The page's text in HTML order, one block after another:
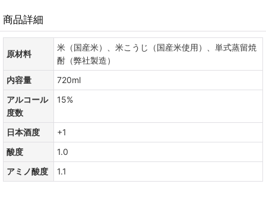
商品詳細
原材料
米（国産米）、米こうじ（国産米使用）、単式蒸留焼
酎（弊社製造）
内容量
720ml
アルコール
度数
15%
日本酒度
+1
酸度
1.0
アミノ酸度
1.1